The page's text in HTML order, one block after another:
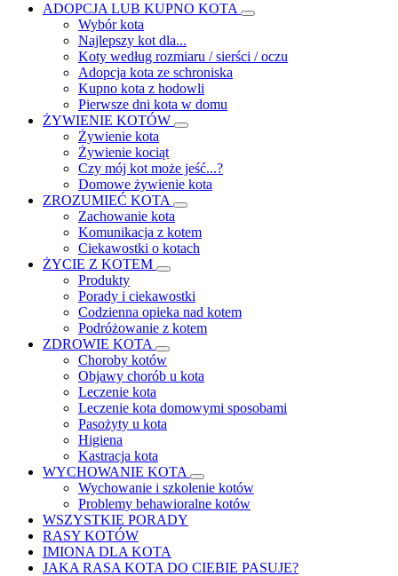
ADOPCJA LUB KUPNO KOTA
Wybór kota
Najlepszy kot dla...
Koty według rozmiaru / sierści / oczu
Adopcja kota ze schroniska
Kupno kota z hodowli
Pierwsze dni kota w domu
ŻYWIENIE KOTÓW
Żywienie kota
Żywienie kociąt
Czy mój kot może jeść...?
Domowe żywienie kota
ZROZUMIEĆ KOTA
Zachowanie kota
Komunikacja z kotem
Ciekawostki o kotach
ŻYCIE Z KOTEM
Produkty
Porady i ciekawostki
Codzienna opieka nad kotem
Podróżowanie z kotem
ZDROWIE KOTA
Choroby kotów
Objawy chorób u kota
Leczenie kota
Leczenie kota domowymi sposobami
Pasożyty u kota
Higiena
Kastracja kota
WYCHOWANIE KOTA
Wychowanie i szkolenie kotów
Problemy behawioralne kotów
WSZYSTKIE PORADY
RASY KOTÓW
IMIONA DLA KOTA
JAKA RASA KOTA DO CIEBIE PASUJE?